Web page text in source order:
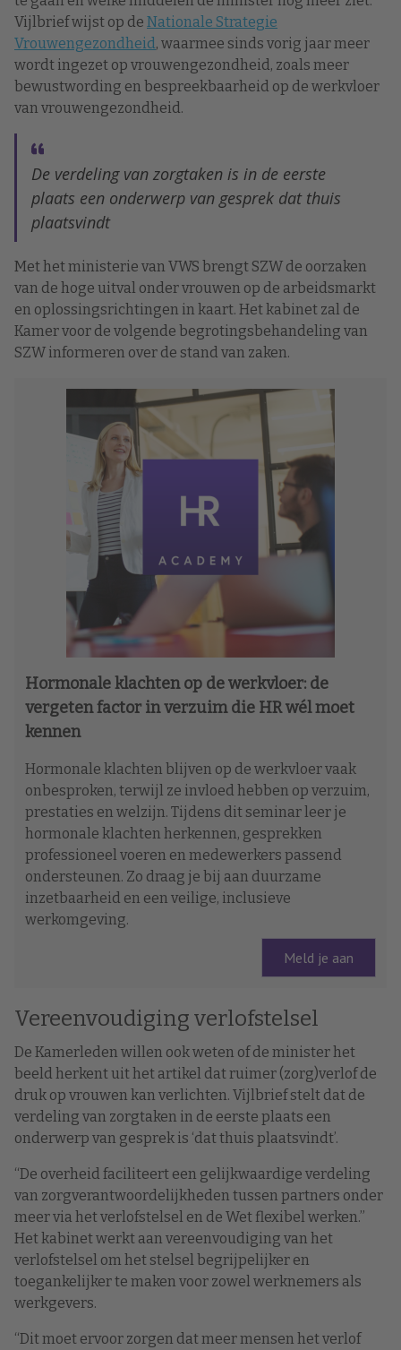
Vijlbrief wijst op de Nationale Strategie
Vrouwengezondheid , waarmee sinds vorig jaar meer
wordt ingezet op vrouwengezondheid, zoals meer
bewustwording en bespreekbaarheid op de werkvloer
van vrouwengezondheid.
De verdeling van zorgtaken is in de eerste
plaats een onderwerp van gesprek dat thuis
plaatsvindt
Met het ministerie van VWS brengt SZW de oorzaken
van de hoge uitval onder vrouwen op de arbeidsmarkt
en oplossingsrichtingen in kaart. Het kabinet zal de
Kamer voor de volgende begrotingsbehandeling van
SZW informeren over de stand van zaken.
Hormonale klachten op de werkvloer: de
vergeten factor in verzuim die HR wél moet
kennen
Hormonale klachten blijven op de werkvloer vaak
onbesproken, terwijl ze invloed hebben op verzuim,
prestaties en welzijn. Tijdens dit seminar leer je
hormonale klachten herkennen, gesprekken
professioneel voeren en medewerkers passend
ondersteunen. Zo draag je bij aan duurzame
inzetbaarheid en een veilige, inclusieve
werkomgeving.
Meld je aan
Vereenvoudiging verlofstelsel
De Kamerleden willen ook weten of de minister het
beeld herkent uit het artikel dat ruimer (zorg)verlof de
druk op vrouwen kan verlichten. Vijlbrief stelt dat de
verdeling van zorgtaken in de eerste plaats een
onderwerp van gesprek is ‘dat thuis plaatsvindt’.
“De overheid faciliteert een gelijkwaardige verdeling
van zorgverantwoordelijkheden tussen partners onder
meer via het verlofstelsel en de Wet flexibel werken.”
Het kabinet werkt aan vereenvoudiging van het
verlofstelsel om het stelsel begrijpelijker en
toegankelijker te maken voor zowel werknemers als
werkgevers.
“Dit moet ervoor zorgen dat meer mensen het verlof